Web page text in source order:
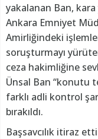
yakalanan Ban,
Ankara Emniyet
Amirliğindeki
soruşturmayı
ceza hakimliğine
Ünsal Ban “konutu
farklı adli kontrol
bırakıldı.
Başsavcılık itiraz etti